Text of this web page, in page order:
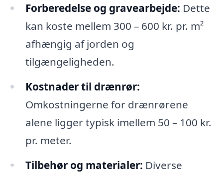
Forberedelse og gravearbejde: Dette
kan koste mellem 300 – 600 kr. pr. m²
afhængig af jorden og
tilgængeligheden.
Kostnader til drænrør:
Omkostningerne for drænrørene
alene ligger typisk imellem 50 – 100 kr.
pr. meter.
Tilbehør og materialer: Diverse